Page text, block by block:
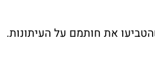
מזה 61 שנה לעיתונאים שהטביעו את חותמם על העיתונות.